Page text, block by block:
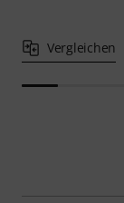
Vergleichen